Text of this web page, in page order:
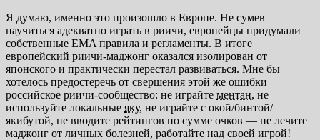
Я думаю, именно это произошло в Европе. Не сумев
научиться адекватно играть в риичи, европейцы придумали
собственные EMA правила и регламенты. В итоге
европейский риичи-маджонг оказался изолирован от
японского и практически перестал развиваться. Мне бы
хотелось предостеречь от свершения этой же ошибки
российское риичи-сообщество: не играйте ментан, не
используйте локальные яку, не играйте с окой/бинтой/
якибутой, не вводите рейтингов по сумме очков — не лечите
маджонг от личных болезней, работайте над своей игрой!